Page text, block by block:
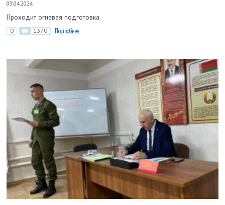
03.04.2024
Проходит огневая подготовка.
0 1370 Подробнее